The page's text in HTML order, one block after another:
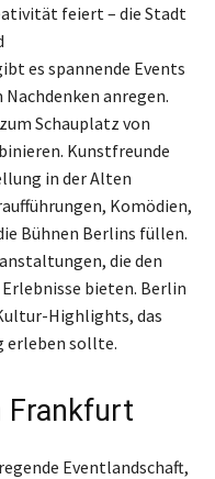
feiert – die Stadt
es spannende Events
anregen.
Schauplatz von
Kunstfreunde
in der Alten
Komödien,
Bühnen Berlins füllen.
die den
bieten. Berlin
Highlights, das
erleben sollte.
Frankfurt
Eventlandschaft,